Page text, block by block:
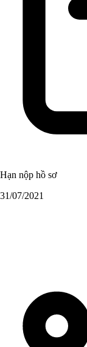
Hạn nộp hồ sơ
31/07/2021